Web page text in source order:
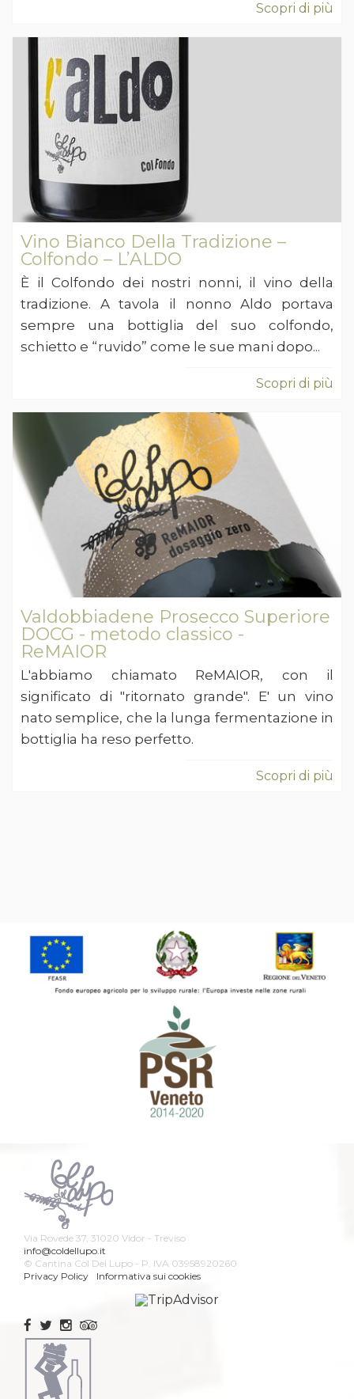
Scopri di più
Vino Bianco Della Tradizione –
Colfondo – L’ALDO
È il Colfondo dei nostri nonni, il vino della
tradizione. A tavola il nonno Aldo portava
sempre una bottiglia del suo colfondo,
schietto e “ruvido” come le sue mani dopo...
Scopri di più
Valdobbiadene Prosecco Superiore
DOCG - metodo classico -
ReMAIOR
L'abbiamo chiamato ReMAIOR, con il
significato di "ritornato grande". E' un vino
nato semplice, che la lunga fermentazione in
bottiglia ha reso perfetto.
Scopri di più
Via Rovede 37, 31020 Vidor - Treviso
info@coldellupo.it
© Cantina Col Del Lupo - P. IVA 03958920260
Privacy Policy
Informativa sui cookies